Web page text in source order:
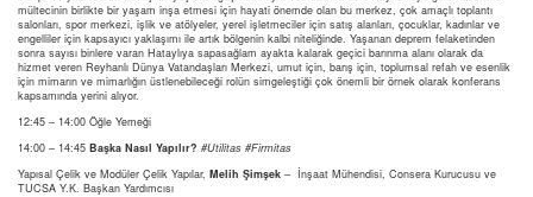
mültecinin birlikte bir yaşam inşa etmesi için hayati önemde olan bu merkez, çok amaçlı toplantı
salonları, spor merkezi, işlik ve atölyeler, yerel işletmeciler için satış alanları, çocuklar, kadınlar ve
engelliler için kapsayıcı yaklaşımı ile artık bölgenin kalbi niteliğinde. Yaşanan deprem felaketinden
sonra sayısı binlere varan Hataylıya sapasağlam ayakta kalarak geçici barınma alanı olarak da
hizmet veren Reyhanlı Dünya Vatandaşları Merkezi, umut için, barış için, toplumsal refah ve esenlik
için mimarın ve mimarlığın üstlenebileceği rolün simgeleştiği çok önemli bir örnek olarak konferans
kapsamında yerini alıyor.
12:45 – 14:00 Öğle Yemeği
14:00 – 14:45 Başka Nasıl Yapılır? #Utilitas #Firmitas
Yapısal Çelik ve Modüler Çelik Yapılar, Melih Şimşek – İnşaat Mühendisi, Consera Kurucusu ve
TUCSA Y.K. Başkan Yardımcısı